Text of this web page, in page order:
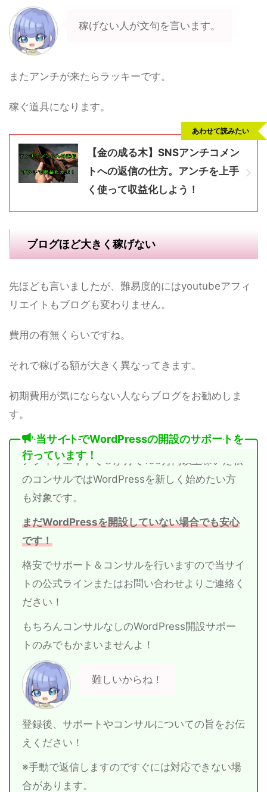
稼げない人が文句を言います。
またアンチが来たらラッキーです。
稼ぐ道具になります。
【金の成る木】SNSアンチコメン
トへの返信の仕方。アンチを上手
く使って収益化しよう！
あわせて読みたい
ブログほど大きく稼げない
先ほども言いましたが、難易度的にはyoutubeアフィ
リエイトもブログも変わりません。
費用の有無くらいですね。
それで稼げる額が大きく異なってきます。
初期費用が気にならない人ならブログをお勧めしま
す。
当サイトでWordPressの開設のサポートを
行っています！
アフィリエイトで３か月で100万円以上稼いだ私
のコンサルではWordPressを新しく始めたい方
も対象です。
まだWordPressを開設していない場合でも安心
です！
格安でサポート＆コンサルを行いますので当サイ
トの公式ラインまたはお問い合わせよりご連絡く
ださい！
もちろんコンサルなしのWordPress開設サポー
トのみでもかまいませんよ！
難しいからね！
登録後、サポートやコンサルについての旨をお伝
えください！
※手動で返信しますのですぐには対応できない場
合があります。